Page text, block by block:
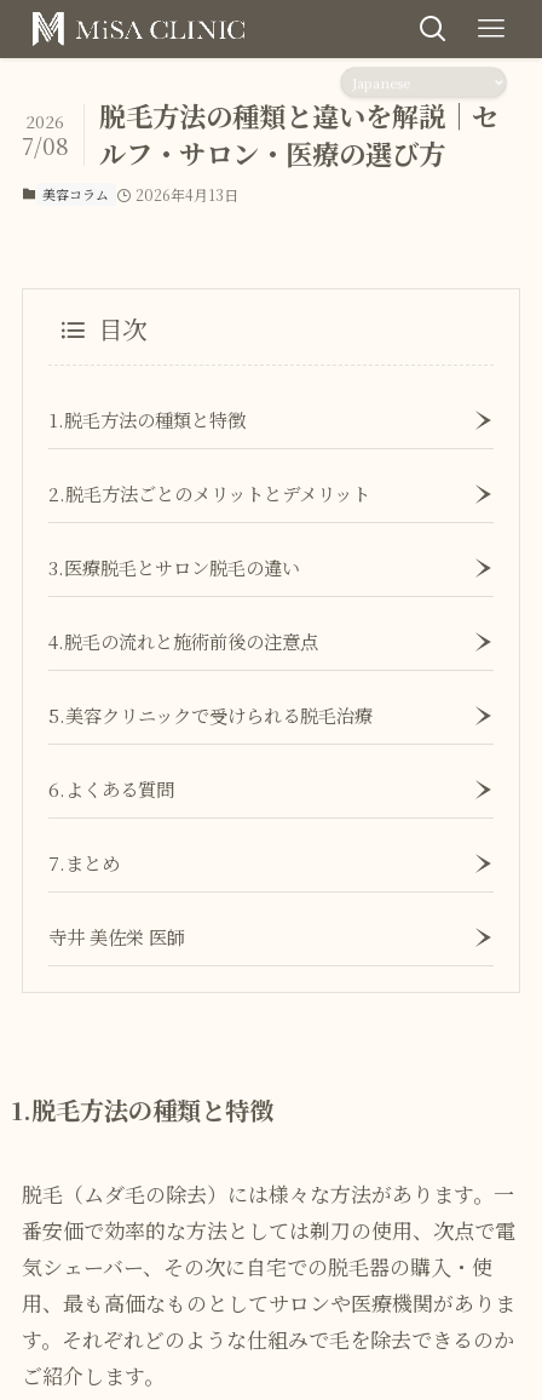
脱毛方法の種類と違いを解説｜セ
ルフ・サロン・医療の選び方
2026
7/08
美容コラム 2026年4月13日
目次
1.脱毛方法の種類と特徴
2.脱毛方法ごとのメリットとデメリット
3.医療脱毛とサロン脱毛の違い
4.脱毛の流れと施術前後の注意点
5.美容クリニックで受けられる脱毛治療
6.よくある質問
7.まとめ
寺井 美佐栄 医師
1.脱毛方法の種類と特徴
脱毛（ムダ毛の除去）には様々な方法があります。一
番安価で効率的な方法としては剃刀の使用、次点で電
気シェーバー、その次に自宅での脱毛器の購入・使
用、最も高価なものとしてサロンや医療機関がありま
す。それぞれどのような仕組みで毛を除去できるのか
ご紹介します。